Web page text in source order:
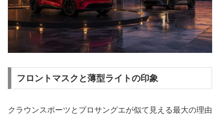
フロントマスクと薄型ライトの印象
クラウンスポーツとプロサングエが似て見える最大の理由